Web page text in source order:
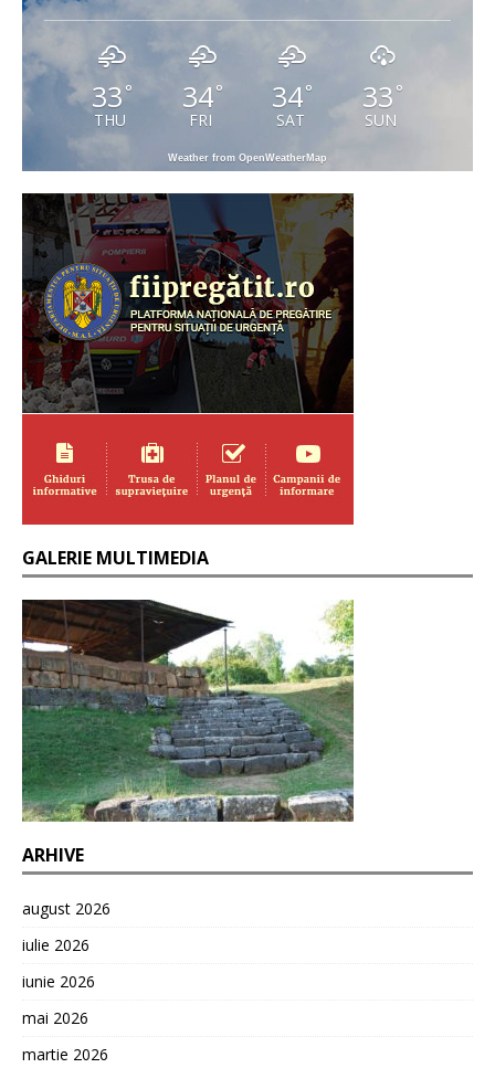
33°
THU
34°
FRI
34°
SAT
33 °
SUN
Weather from OpenWeatherMap
GALERIE MULTIMEDIA
ARHIVE
august 2026
iulie 2026
iunie 2026
mai 2026
martie 2026